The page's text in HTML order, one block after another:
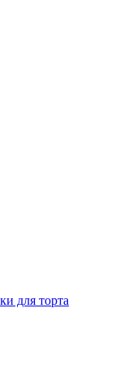
для торта